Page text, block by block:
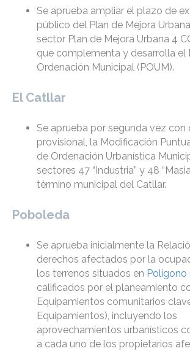
Se aprueba ampliar el plazo de
público del Plan de Mejora
sector Plan de Mejora Urbana 4
que complementa y desarrolla el
Ordenación Municipal (POUM).
El Catllar
Se aprueba por segunda vez con
provisional, la Modificación
de Ordenación Urbanística
sectores 47 “Industria” y 48
término municipal del Catllar.
Poboleda
Se aprueba inicialmente la
derechos afectados por la
los terrenos situados en Polígono
calificados por el planeamiento
Equipamientos comunitarios
Equipamientos), incluyendo los
aprovechamientos urbanísticos
a cada uno de los propietarios